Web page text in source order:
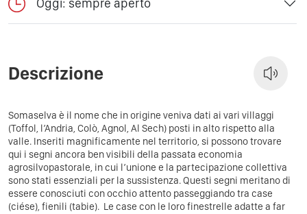
Descrizione
Somaselva è il nome che in origine veniva dati ai vari villaggi
(Toffol, l’Andria, Colò, Agnol, Al Sech) posti in alto rispetto alla
valle. Inseriti magnificamente nel territorio, si possono trovare
qui i segni ancora ben visibili della passata economia
agrosilvopastorale, in cui l’unione e la partecipazione collettiva
sono stati essenziali per la sussistenza. Questi segni meritano di
essere conosciuti con occhio attento passeggiando tra case
(ciése), fienili (tabie). Le case con le loro finestrelle adatte a far